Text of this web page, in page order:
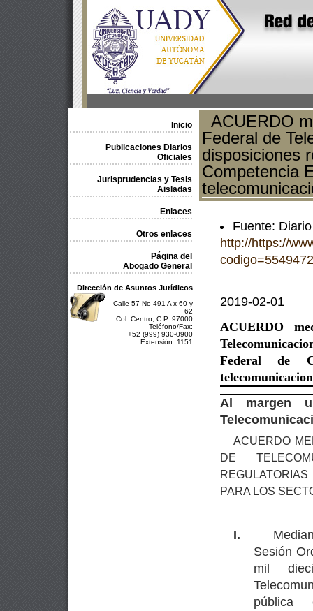
Inicio
Publicaciones Diarios
Oficiales
Jurisprudencias y Tesis
Aisladas
Enlaces
Otros enlaces
Página del
Abogado General
Dirección de Asuntos Jurídicos
Calle 57 No 491 A x 60 y
62
Col. Centro, C.P. 97000
Teléfono/Fax:
+52 (999) 930-0900
Extensión: 1151
ACUERDO
Federal de
disposiciones
Competencia
Fuente:
http://https://
2019-02-01
ACUERDO
Federal de
Al margen
ACUERDO
DE
PARA LOS
I.
Sesión
mil